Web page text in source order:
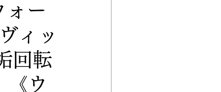
お客様の声
ォー
ィッ
回転
《ウ